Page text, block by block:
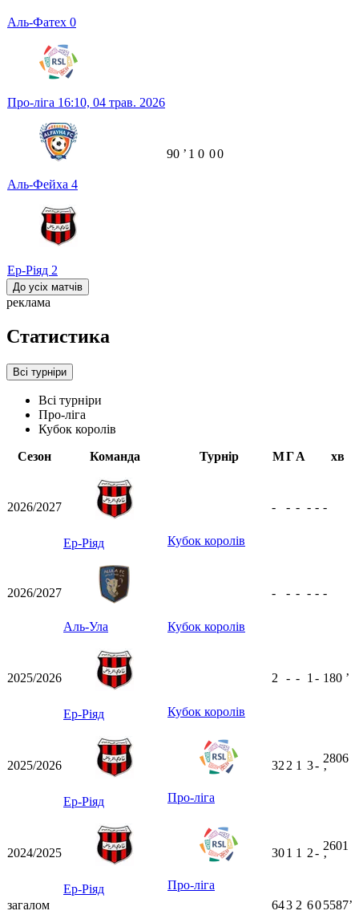
Аль-Фатех 0
Про-ліга 16:10, 04 трав. 2026
Аль-Фейха 4
Ер-Ріяд 2
90 ʼ 1 0 00
До усіх матчів
реклама
Статистика
Всі турніри
Всі турніри
Про-ліга
Кубок королів
Сезон
Команда Турнір МГА хв
2026/2027
Ер-Ріяд Кубок королів
- - - - - -
2026/2027
Аль-Ула Кубок королів
- - - - - -
2025/2026
Ер-Ріяд Кубок королів
2 - - 1 - 180 ʼ
2025/2026
Ер-Ріяд Про-ліга
32 2 1 3-
2806
ʼ
2024/2025
Ер-Ріяд Про-ліга
301 1 2-
2601
ʼ
загалом 643 2 605587ʼ